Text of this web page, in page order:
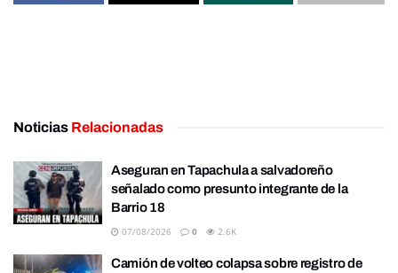
Noticias Relacionadas
Aseguran en Tapachula a salvadoreño
señalado como presunto integrante de la
Barrio 18
07/08/2026 0 2.6K
Camión de volteo colapsa sobre registro de